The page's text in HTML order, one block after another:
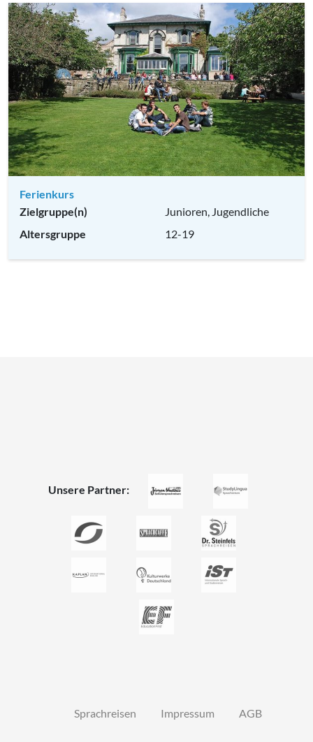
Ferienkurs
Zielgruppe(n)
Junioren, Jugendliche
Altersgruppe
12-19
Unsere Partner:
Sprachreisen Impressum AGB